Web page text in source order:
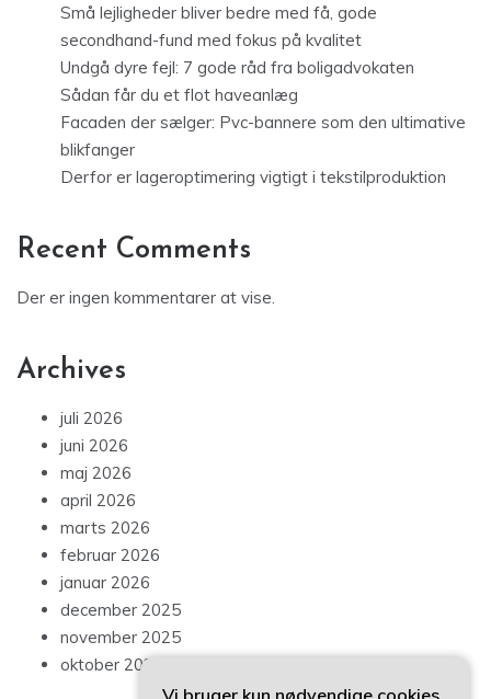
Små lejligheder bliver bedre med få, gode
secondhand-fund med fokus på kvalitet
Undgå dyre fejl: 7 gode råd fra boligadvokaten
Sådan får du et flot haveanlæg
Facaden der sælger: Pvc-bannere som den ultimative
blikfanger
Derfor er lageroptimering vigtigt i tekstilproduktion
Recent Comments
Der er ingen kommentarer at vise.
Archives
juli 2026
juni 2026
maj 2026
april 2026
marts 2026
februar 2026
januar 2026
december 2025
november 2025
oktober 2025
Vi bruger kun nødvendige cookies